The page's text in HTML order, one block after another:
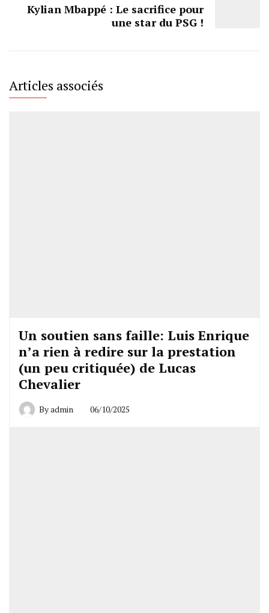
Kylian Mbappé : Le sacrifice pour
une star du PSG !
Articles associés
Un soutien sans faille: Luis Enrique
n’a rien à redire sur la prestation
(un peu critiquée) de Lucas
Chevalier
Byadmin 06/10/2025